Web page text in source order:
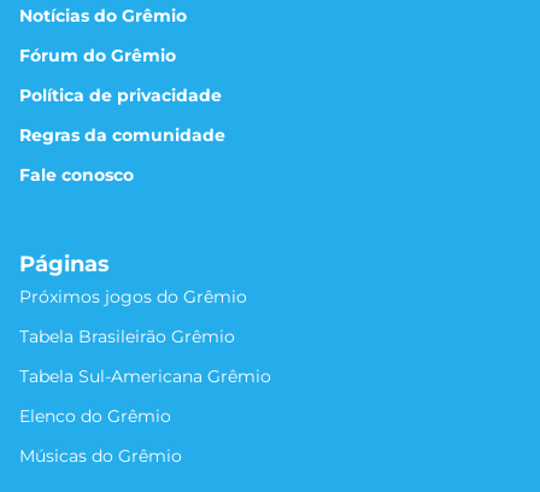
Notícias do Grêmio
Fórum do Grêmio
Política de privacidade
Regras da comunidade
Fale conosco
Páginas
Próximos jogos do Grêmio
Tabela Brasileirão Grêmio
Tabela Sul-Americana Grêmio
Elenco do Grêmio
Músicas do Grêmio